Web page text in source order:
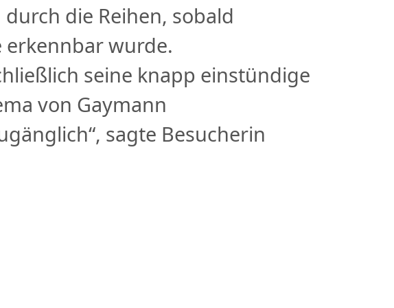
die Reihen, sobald
erkennbar wurde.
seine knapp einstündige
von Gaymann
sagte Besucherin